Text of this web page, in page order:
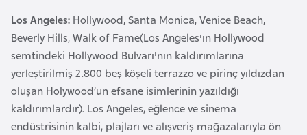
Los Angeles: Hollywood, Santa Monica, Venice Beach,
Beverly Hills, Walk of Fame(Los Angeles'ın Hollywood
semtindeki Hollywood Bulvarı'nın kaldırımlarına
yerleştirilmiş 2.800 beş köşeli terrazzo ve pirinç yıldızdan
oluşan Holywood’un efsane isimlerinin yazıldığı
kaldırımlardır). Los Angeles, eğlence ve sinema
endüstrisinin kalbi, plajları ve alışveriş mağazalarıyla ön
B
a
h
r
e
y
n